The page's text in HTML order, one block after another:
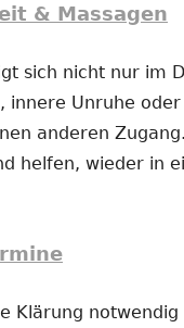
& Massagen
sich nicht nur im
innere Unruhe
anderen
helfen, wieder in
Klärung